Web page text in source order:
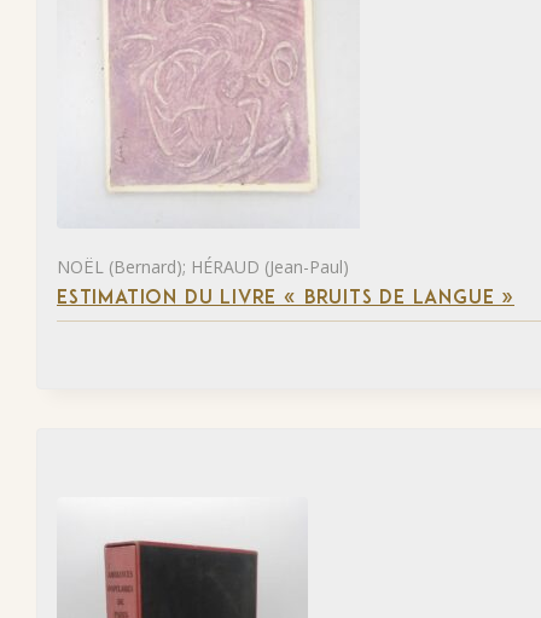
NOËL (Bernard); HÉRAUD (Jean-Paul)
ESTIMATION DU LIVRE « BRUITS DE LANGUE »